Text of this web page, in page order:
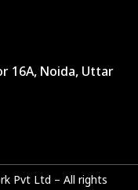
16A, Noida, Uttar
Pvt Ltd – All rights